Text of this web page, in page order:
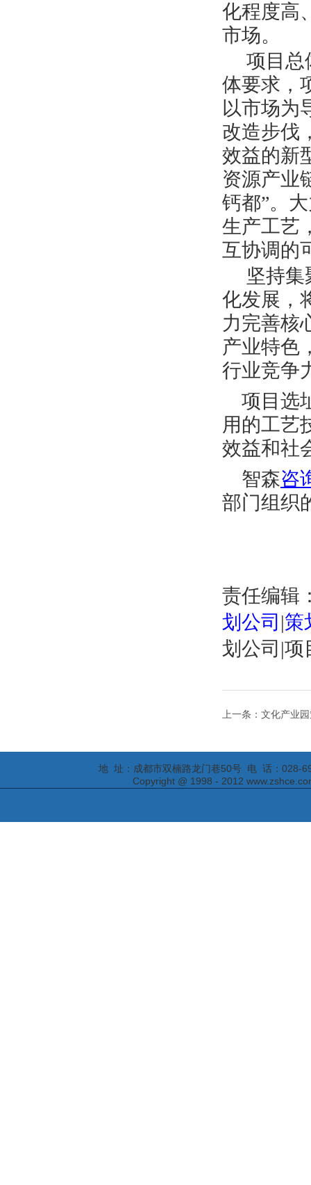
化程度高
市场。
项目总
体要求，
以市场为
改造步伐
效益的新
资源产业
钙都”。
生产工艺
互协调的
坚持
化发展，
力完善核
产业特色
行业竞争
项目选
用的工艺
效益和社
智森咨
部门组织
责任编辑
划公司 |策
划公司 |项
上一条：文化产业
地 址：成都市双楠路龙门巷50号 电 话：028-
Copyright @ 1998 - 2012